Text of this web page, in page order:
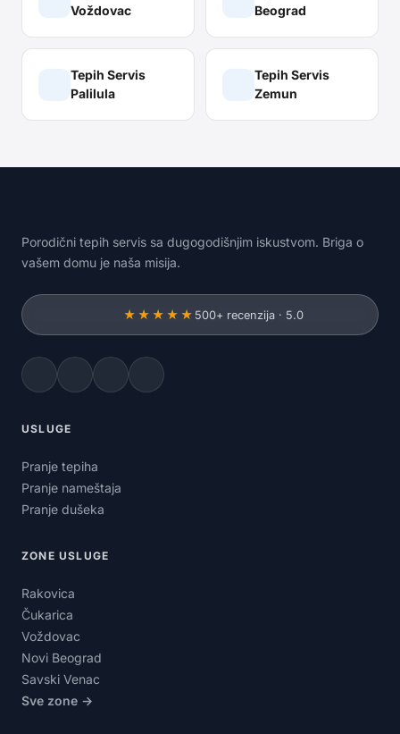
Voždovac
Beograd
Tepih Servis
Palilula
Tepih Servis
Zemun
Porodični tepih servis sa dugogodišnjim iskustvom. Briga o
vašem domu je naša misija.
★★★★★ 500+ recenzija · 5.0
USLUGE
Pranje tepiha
Pranje nameštaja
Pranje dušeka
ZONE USLUGE
Rakovica
Čukarica
Voždovac
Novi Beograd
Savski Venac
Sve zone →